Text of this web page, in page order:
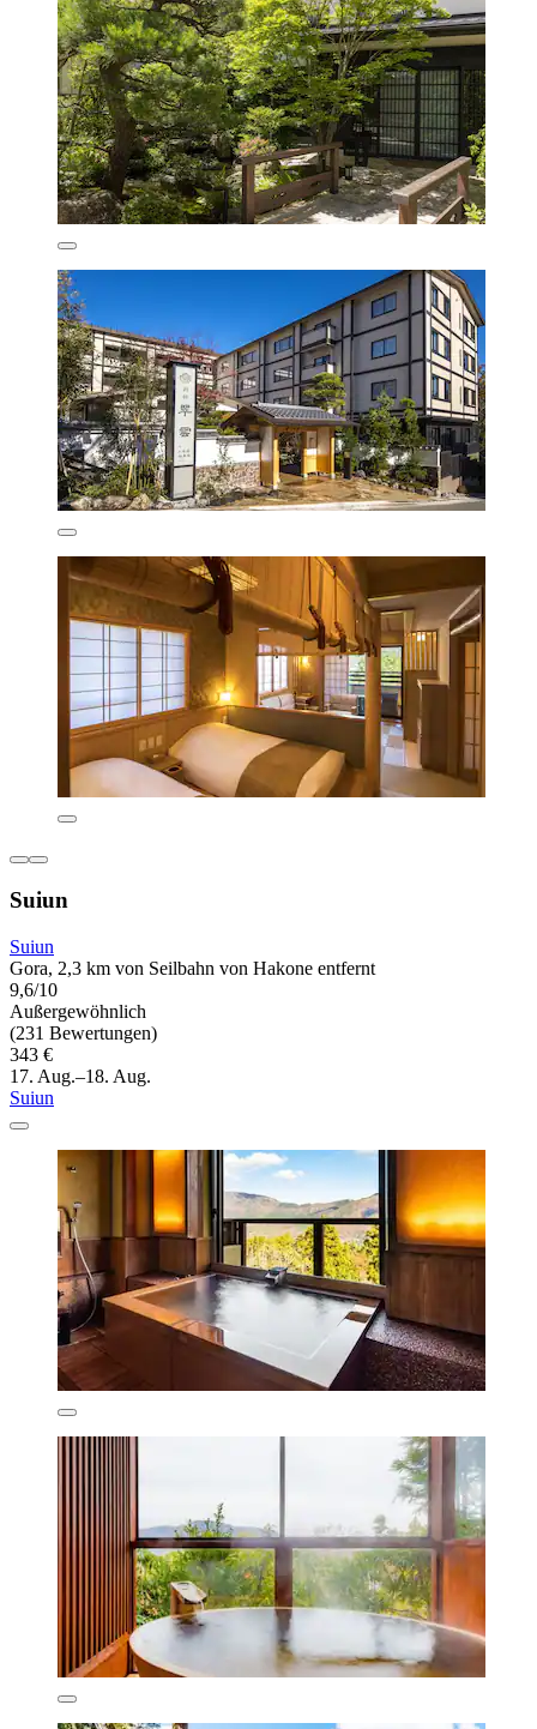
Suiun
Suiun
Gora, 2,3 km von Seilbahn von Hakone entfernt
9,6/10
Außergewöhnlich
(231 Bewertungen)
343 €
17. Aug.–18. Aug.
Suiun